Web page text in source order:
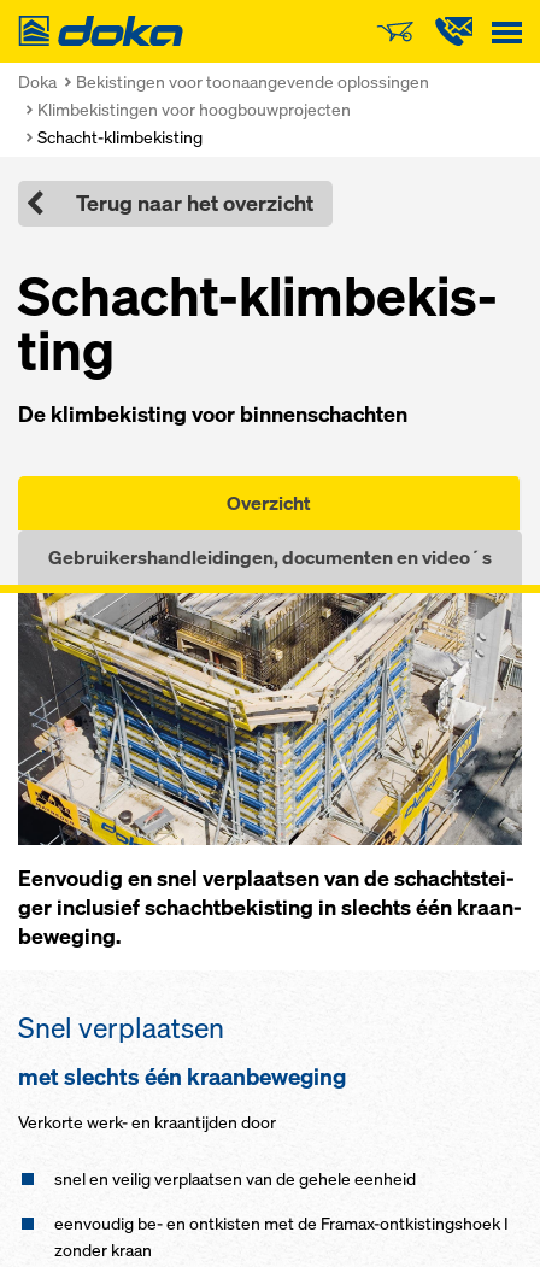
Doka
Doka
Bekistingen voor toonaangevende oplossingen
Klimbekistingen voor hoogbouwprojecten
Schacht-klimbekisting
Terug naar het overzicht
Schacht-klim­be­kis­
ting
De klim­be­kis­ting voor bin­nen­schach­ten
Overzicht
Gebruikershandleidingen, documenten en video´s
Een­vou­dig en snel ver­plaat­sen van de schacht­stei­
ger in­clu­sief schacht­be­kis­ting in slechts één kraan­
be­we­ging.
Snel ver­plaat­sen
met slechts één kraan­be­we­ging
Ver­kor­te werk- en kraan­tij­den door
snel en vei­lig ver­plaat­sen van de ge­he­le een­heid
een­vou­dig be- en ont­kis­ten met de Framax-ont­kis­tings­hoek I
zon­der kraan